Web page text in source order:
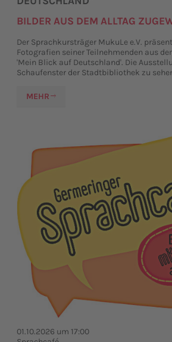
BILDER AUS DEM ALLTAG
Der Sprachkursträger MukuLe e.V.
Fotografien seiner Teilnehmenden aus
'Mein Blick auf Deutschland'. Die
Schaufenster der Stadtbibliothek zu
MEHR
01.10.2026 um 17:00